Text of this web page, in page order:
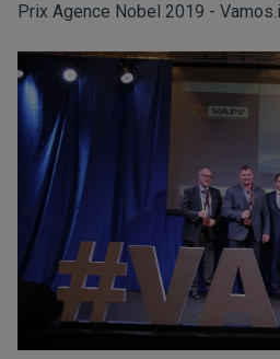
Prix Agence Nobel 2019 -